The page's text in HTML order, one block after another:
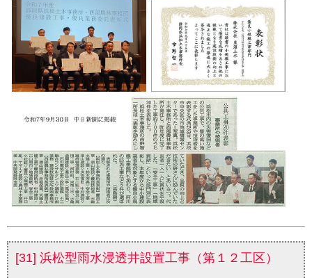
[31] 浜松型雨水浸透井設置工事（第１２工区）